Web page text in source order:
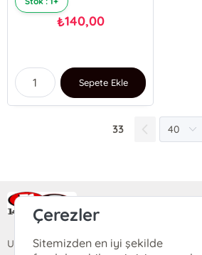
₺140,00
Sepete Ekle
33
Ra Yayın Kitabevi
Uzun Sokak Saray Çarşısı Lara
Çerezler
Sitemizden en iyi şekilde